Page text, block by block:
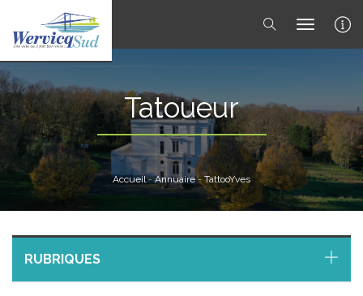
toggle
Tatoueur
Accueil - Annuaire - TattooYves
RUBRIQUES